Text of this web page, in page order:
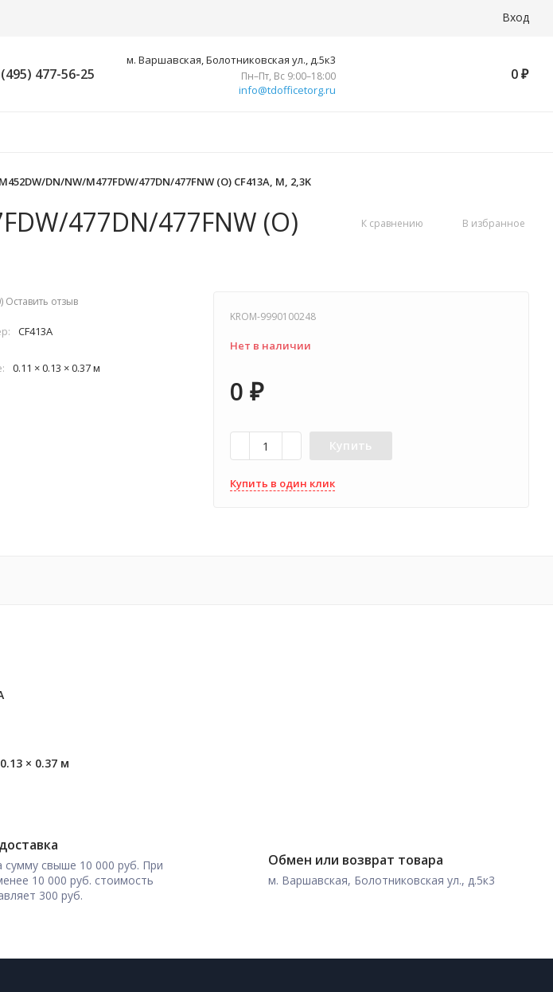
Вход
477-56-25
м. Варшавская, Болотниковская ул., д.5к3
Пн–Пт, Вс 9:00–18:00
info@tdofficetorg.ru
0 ₽
DN/NW/M477FDW/477DN/477FNW (O) CF413A, M, 2,3K
477DN/477FNW (O)
К сравнению В избранное
Оставить отзыв
CF413A
0.11 × 0.13 × 0.37 м
KROM-9990100248
Нет в наличии
0 ₽
Купить
Купить в один клик
× 0.37 м
сумму свыше 10 000 руб. При
10 000 руб. стоимость
300 руб.
Обмен или возврат товара
м. Варшавская, Болотниковская ул., д.5к3